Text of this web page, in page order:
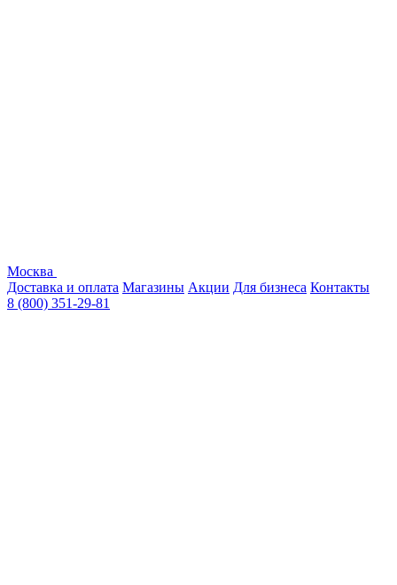
Москва
Доставка и оплата Магазины Акции Для бизнеса Контакты
8 (800) 351-29-81